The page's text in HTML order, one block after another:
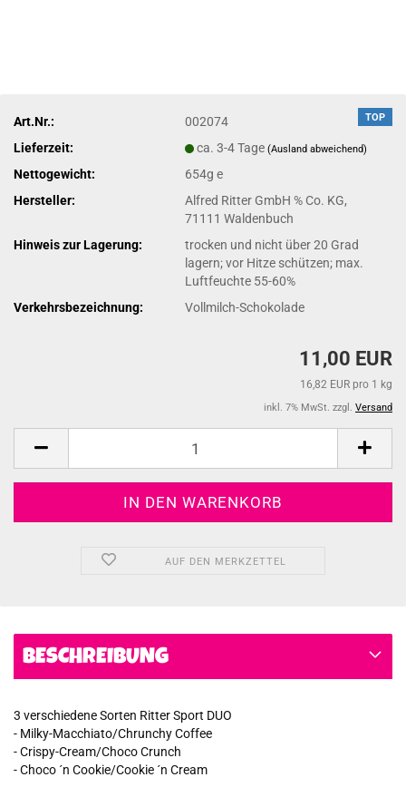
TOP
Art.Nr.:
002074
Lieferzeit:
ca. 3-4 Tage(Ausland abweichend)
Nettogewicht:
654g e
Hersteller:
Alfred Ritter GmbH % Co. KG,
71111 Waldenbuch
Hinweis zur Lagerung:
trocken und nicht über 20 Grad
lagern; vor Hitze schützen; max.
Luftfeuchte 55-60%
Verkehrsbezeichnung:
Vollmilch-Schokolade
11,00 EUR
16,82 EUR pro 1 kg
inkl. 7% MwSt. zzgl. Versand
AUF DEN MERKZETTEL
BESCHREIBUNG
3 verschiedene Sorten Ritter Sport DUO
- Milky-Macchiato/Chrunchy Coffee
- Crispy-Cream/Choco Crunch
- Choco ´n Cookie/Cookie ´n Cream